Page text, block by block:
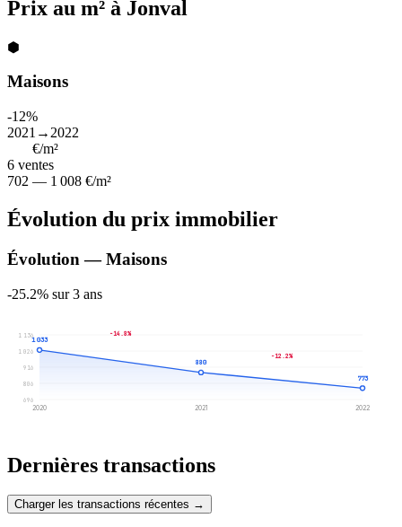
Prix au m² à Jonval
⬢
Maisons
-12%
2021→2022
€/m²
6 ventes
702 — 1 008 €/m²
Évolution du prix immobilier
Évolution — Maisons
-25.2% sur 3 ans
696
806
916
1 026
1 136
1 033
2020
880
2021
773
2022
-14.8%
-12.2%
Dernières transactions
Charger les transactions récentes →